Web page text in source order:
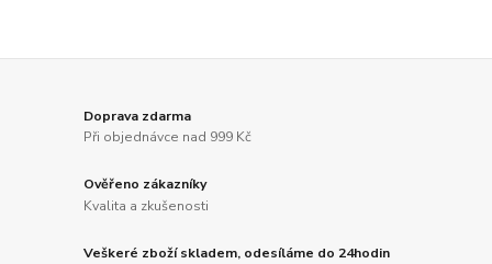
Doprava zdarma
Při objednávce nad 999 Kč
Ověřeno zákazníky
Kvalita a zkušenosti
Veškeré zboží skladem, odesíláme do 24hodin